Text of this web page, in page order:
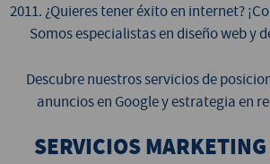
2011. ¿Quieres tener éxito en internet?
Somos especialistas en diseño web y
Descubre nuestros servicios de
anuncios en Google y estrategia en
SERVICIOS